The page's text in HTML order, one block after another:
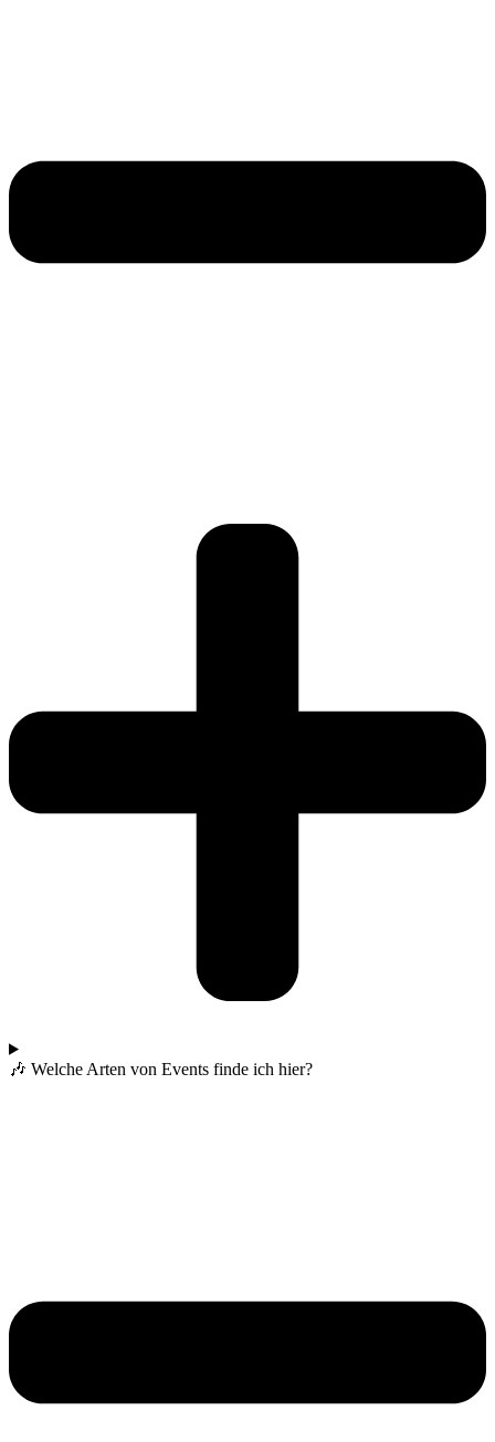
🎶 Welche Arten von Events finde ich hier?